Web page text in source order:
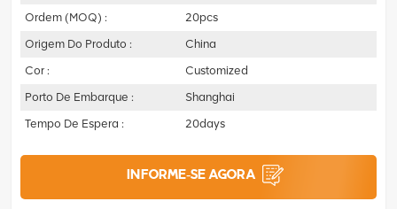
Ordem (MOQ) :
20pcs
Origem Do Produto :
China
Cor :
Customized
Porto De Embarque :
Shanghai
Tempo De Espera :
20days
INFORME-SE AGORA